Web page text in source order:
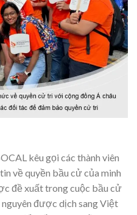
kêu gọi các thành viên
về quyền bầu cử của minh
đề xuất trong cuộc bầu cử
được dịch sang Việt